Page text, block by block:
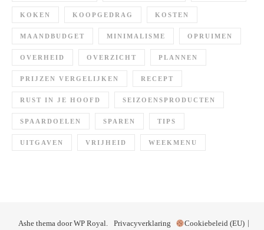
KOKEN KOOPGEDRAG KOSTEN
MAANDBUDGET MINIMALISME OPRUIMEN
OVERHEID OVERZICHT PLANNEN
PRIJZEN VERGELIJKEN RECEPT
RUST IN JE HOOFD SEIZOENSPRODUCTEN
SPAARDOELEN SPAREN TIPS
UITGAVEN VRIJHEID WEEKMENU
Privacyverklaring Cookiebeleid (EU)
Ashe thema doorWP Royal.